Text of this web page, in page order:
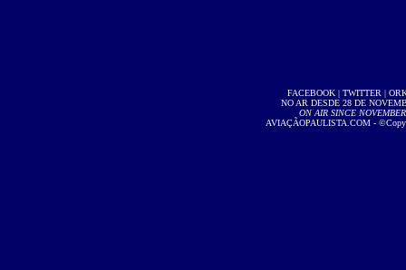
FACEBOOK| TWITTER |
NO AR DESDE 28 DE
ON AIR SINCE
AVIAÇÃOPAULISTA.COM -